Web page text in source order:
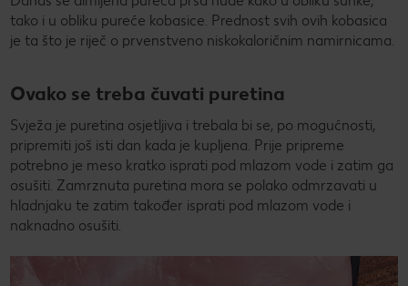
tako i u obliku pureće kobasice. Prednost svih ovih kobasica
je ta što je riječ o prvenstveno niskokaloričnim namirnicama.
Ovako se treba čuvati puretina
Svježa je puretina osjetljiva i trebala bi se, po mogućnosti,
pripremiti još isti dan kada je kupljena. Prije pripreme
potrebno je meso kratko isprati pod mlazom vode i zatim ga
osušiti. Zamrznuta puretina mora se polako odmrzavati u
hladnjaku te zatim također isprati pod mlazom vode i
naknadno osušiti.